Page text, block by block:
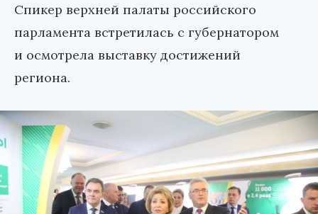
Спикер верхней палаты российского
парламента встретилась с губернатором
и осмотрела выставку достижений
региона.